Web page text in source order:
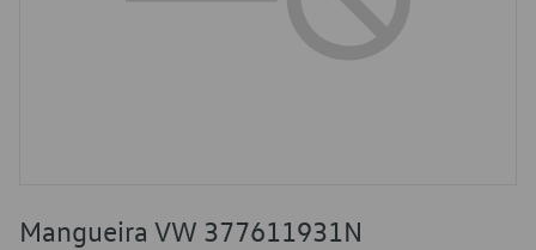
Mangueira VW 377611931N